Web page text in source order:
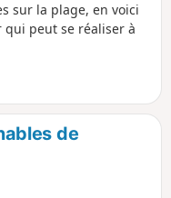
sur la plage, en voici
qui peut se réaliser à
de